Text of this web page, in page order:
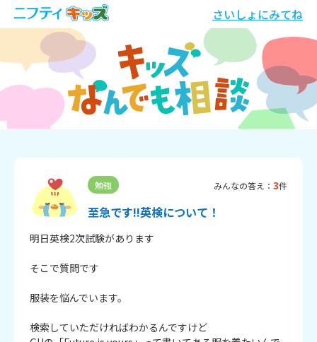
さいしょにみてね
勉強 みんなの答え： 3件
至急です!!英検について！
明日英検2次試験があります
そこで質問です
服装を悩んでいます。
検索していただければわかるんですけど